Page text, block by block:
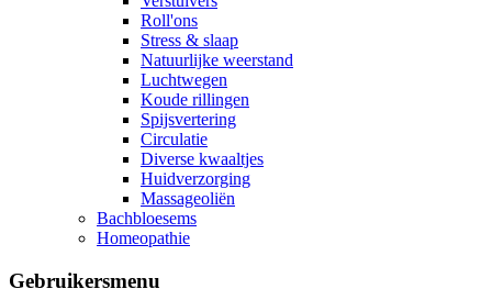
Roll'ons
Stress & slaap
Natuurlijke weerstand
Luchtwegen
Koude rillingen
Spijsvertering
Circulatie
Diverse kwaaltjes
Huidverzorging
Massageoliën
Bachbloesems
Homeopathie
Gebruikersmenu